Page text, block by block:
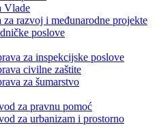
Vlade
za razvoj i međunarodne projekte
poslove
za inspekcijske poslove
civilne zaštite
za šumarstvo
za pravnu pomoć
za urbanizam i prostorno